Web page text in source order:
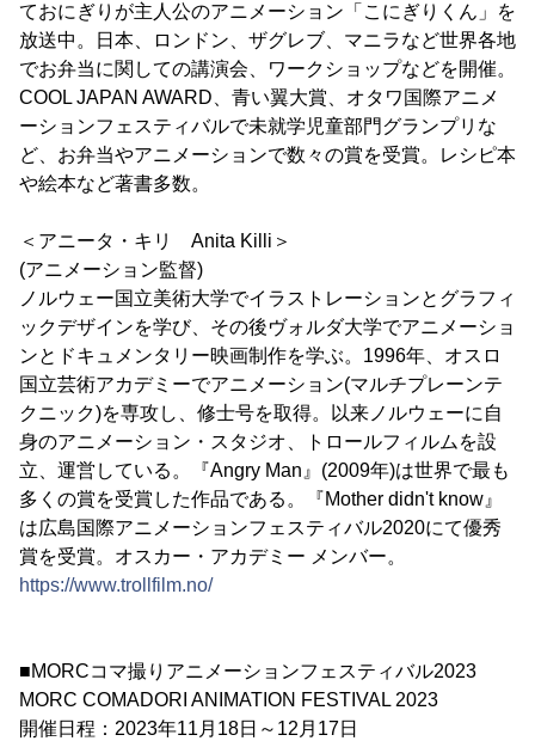
ておにぎりが主人公のアニメーション「こにぎりくん」を
放送中。日本、ロンドン、ザグレブ、マニラなど世界各地
でお弁当に関しての講演会、ワークショップなどを開催。
COOL JAPAN AWARD、青い翼大賞、オタワ国際アニメ
ーションフェスティバルで未就学児童部門グランプリな
ど、お弁当やアニメーションで数々の賞を受賞。レシピ本
や絵本など著書多数。
＜アニータ・キリ Anita Killi＞
(アニメーション監督)
ノルウェー国立美術大学でイラストレーションとグラフィ
ックデザインを学び、その後ヴォルダ大学でアニメーショ
ンとドキュメンタリー映画制作を学ぶ。1996年、オスロ
国立芸術アカデミーでアニメーション(マルチプレーンテ
クニック)を専攻し、修士号を取得。以来ノルウェーに自
身のアニメーション・スタジオ、トロールフィルムを設
立、運営している。『Angry Man』(2009年)は世界で最も
多くの賞を受賞した作品である。『Mother didn't know』
は広島国際アニメーションフェスティバル2020にて優秀
賞を受賞。オスカー・アカデミー メンバー。
https://www.trollfilm.no/
■MORCコマ撮りアニメーションフェスティバル2023
MORC COMADORI ANIMATION FESTIVAL 2023
開催日程：2023年11月18日～12月17日